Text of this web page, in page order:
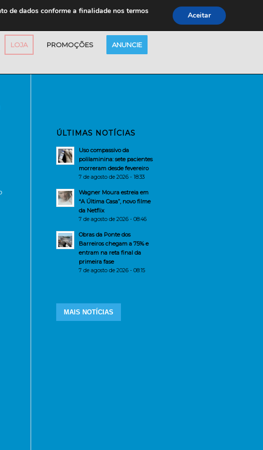
LOJA PROMOÇÕES ANUNCIE
ÚLTIMAS NOTÍCIAS
Uso compassivo da
polilaminina: sete pacientes
morreram desde fevereiro
7 de agosto de 2026 - 18:33
Wagner Moura estreia em
“A Última Casa”, novo filme
da Netflix
7 de agosto de 2026 - 08:46
Obras da Ponte dos
Barreiros chegam a 75% e
entram na reta final da
primeira fase
7 de agosto de 2026 - 08:15
MAIS NOTÍCIAS
de dados conforme a finalidade nos termos
Aceitar